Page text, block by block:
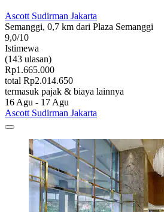
Ascott Sudirman Jakarta
Semanggi, 0,7 km dari Plaza Semanggi
9,0/10
Istimewa
(143 ulasan)
Rp1.665.000
total Rp2.014.650
termasuk pajak & biaya lainnya
16 Agu - 17 Agu
Ascott Sudirman Jakarta